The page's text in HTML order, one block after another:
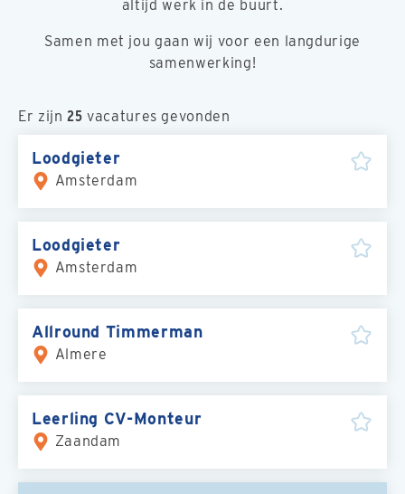
altijd werk in de buurt.
Samen met jou gaan wij voor een langdurige
samenwerking!
Er zijn25 vacatures gevonden
Loodgieter
Amsterdam
Loodgieter
Amsterdam
Allround Timmerman
Almere
Leerling CV-Monteur
Zaandam